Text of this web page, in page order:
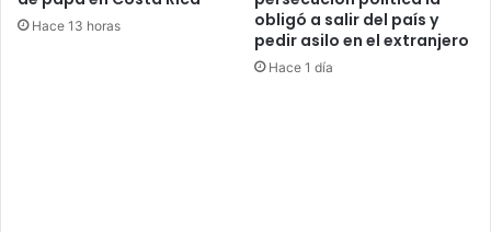
Hace 13 horas
obligó a salir del país y
pedir asilo en el extranjero
Hace 1 día